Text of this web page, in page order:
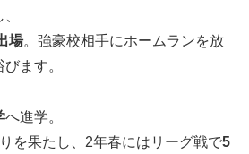
場。強豪校相手にホームランを放
ます。
へ進学。
を果たし、2年春にはリーグ戦で5